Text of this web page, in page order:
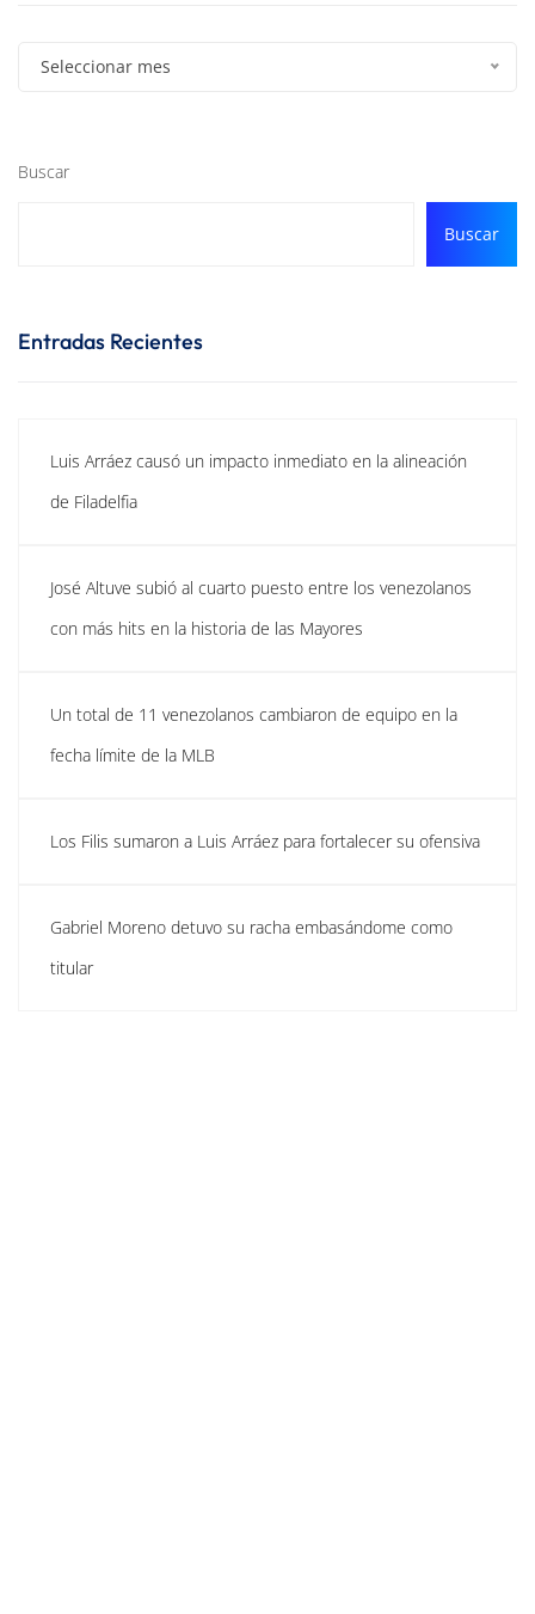
Seleccionar mes
Buscar
Buscar
Entradas Recientes
Luis Arráez causó un impacto inmediato en la alineación
de Filadelfia
José Altuve subió al cuarto puesto entre los venezolanos
con más hits en la historia de las Mayores
Un total de 11 venezolanos cambiaron de equipo en la
fecha límite de la MLB
Los Filis sumaron a Luis Arráez para fortalecer su ofensiva
Gabriel Moreno detuvo su racha embasándome como
titular